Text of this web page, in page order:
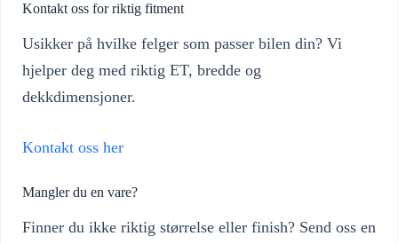
Kontakt oss for riktig fitment
Usikker på hvilke felger som passer bilen din? Vi
hjelper deg med riktig ET, bredde og
dekkdimensjoner.
Kontakt oss her
Mangler du en vare?
Finner du ikke riktig størrelse eller finish? Send oss en